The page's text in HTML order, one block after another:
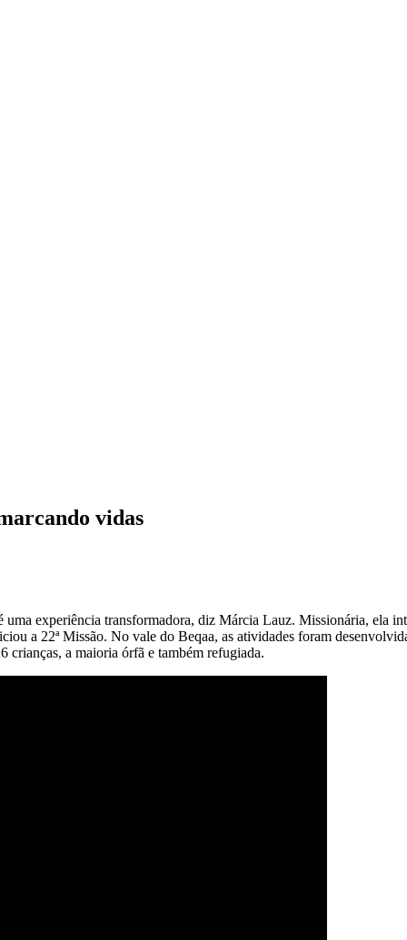
vidas
experiência transformadora, diz Márcia Lauz. Missionária, ela
a 22ª Missão. No vale do Beqaa, as atividades foram
crianças, a maioria órfã e também refugiada.